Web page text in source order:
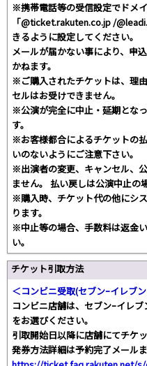
※携帯電話等の受信設定でドメ
「@ticket.rakuten.co.jp /
きるように設定してください。
メールが届かない事により、申
かねます。
※ご購入されたチケットは、理
セルはお受けできません。
※公演が完全に中止・延期とな
す。
※お客様都合によるチケットの
いのないようにご注意下さい。
※出演者の変更、キャンセル、
ません。 払い戻しは公演中止の
※購入時、チケット代の他にシ
ります。
※中止等の場合、手数料は返金
い。
チケット引取方法
＜コンビニ受取(セブンｰイレブ
コンビニ店舗は、セブンｰイレ
をお選びください。
引取開始日以降に店舗にてチケ
発券方法詳細は予約完了メール